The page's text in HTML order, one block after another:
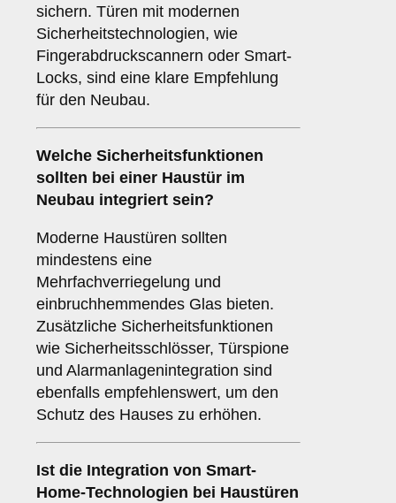
sichern. Türen mit modernen
Sicherheitstechnologien, wie
Fingerabdruckscannern oder Smart-
Locks, sind eine klare Empfehlung
für den Neubau.
Welche Sicherheitsfunktionen
sollten bei einer Haustür im
Neubau integriert sein?
Moderne Haustüren sollten
mindestens eine
Mehrfachverriegelung und
einbruchhemmendes Glas bieten.
Zusätzliche Sicherheitsfunktionen
wie Sicherheitsschlösser, Türspione
und Alarmanlagenintegration sind
ebenfalls empfehlenswert, um den
Schutz des Hauses zu erhöhen.
Ist die Integration von Smart-
Home-Technologien bei Haustüren